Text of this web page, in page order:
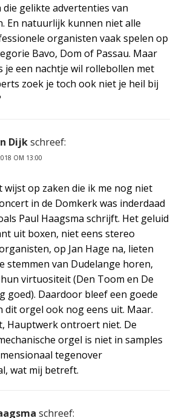
gelikte advertenties van
En natuurlijk kunnen niet alle
organisten vaak spelen op
Bavo, Dom of Passau. Maar
je een nachtje wil rollebollen met
zoek je toch ook niet je heil bij
Dijkschreef:
OM 13:00
wijst op zaken die ik me nog niet
in de Domkerk was inderdaad
Paul Haagsma schrijft. Het geluid
uit boxen, niet eens stereo
op Jan Hage na, lieten
stemmen van Dudelange horen,
virtuositeit (Den Toom en De
goed). Daardoor bleef een goede
dit orgel ook nog eens uit. Maar.
Hauptwerk ontroert niet. De
orgel is niet in samples
tegenover
wat mij betreft.
schreef: